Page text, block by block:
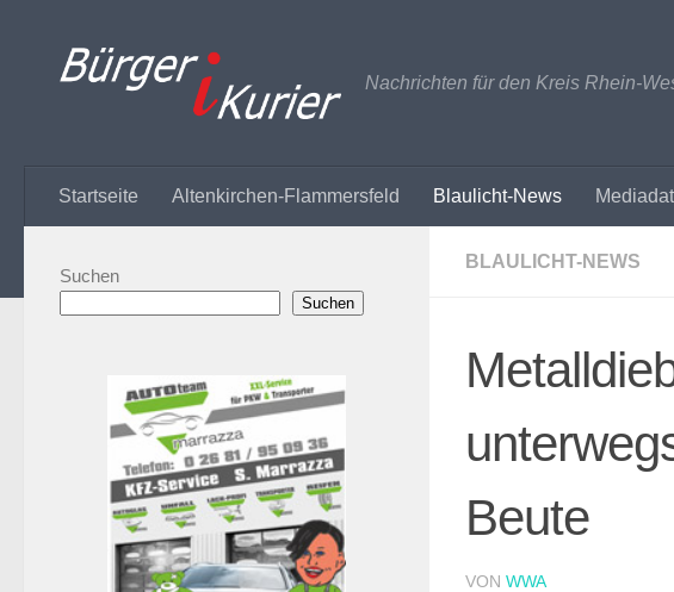
Nachrichten für den Kreis Rhein-
Startseite Altenkirchen-Flammersfeld Blaulicht-News
BLAULICHT-NEWS
Beute
VON WWA
Suchen
Suchen